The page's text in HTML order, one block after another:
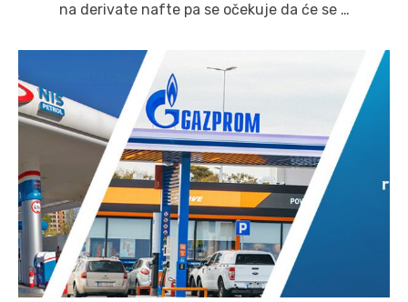
na derivate nafte pa se očekuje da će se …